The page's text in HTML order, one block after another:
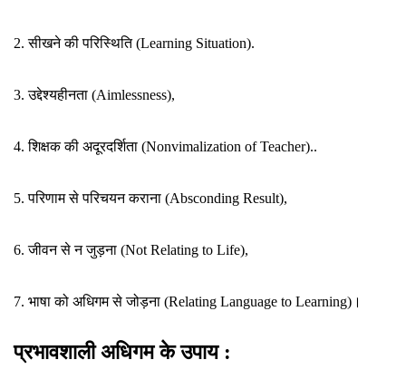
2. सीखने की परिस्थिति (Learning Situation).
3. उद्देश्यहीनता (Aimlessness),
4. शिक्षक की अदूरदर्शिता (Nonvimalization of Teacher)..
5. परिणाम से परिचयन कराना (Absconding Result),
6. जीवन से न जुड़ना (Not Relating to Life),
7. भाषा को अधिगम से जोड़ना (Relating Language to Learning)।
प्रभावशाली अधिगम के उपाय :